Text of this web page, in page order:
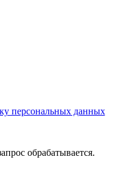
персональных данных
обрабатывается.